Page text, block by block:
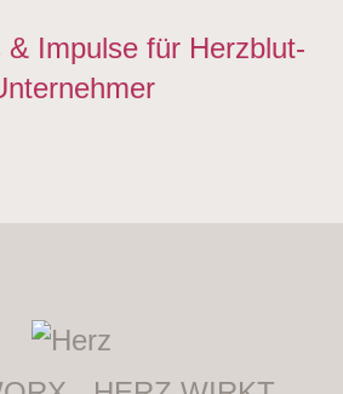
& Impulse für Herzblut-